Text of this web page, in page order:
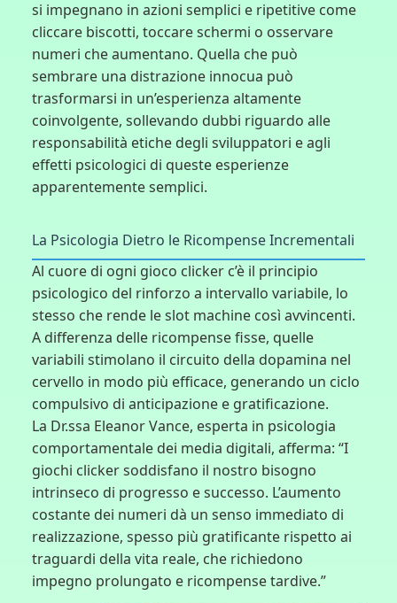
si impegnano in azioni semplici e ripetitive come
cliccare biscotti, toccare schermi o osservare
numeri che aumentano. Quella che può
sembrare una distrazione innocua può
trasformarsi in un’esperienza altamente
coinvolgente, sollevando dubbi riguardo alle
responsabilità etiche degli sviluppatori e agli
effetti psicologici di queste esperienze
apparentemente semplici.
La Psicologia Dietro le Ricompense Incrementali
Al cuore di ogni gioco clicker c’è il principio
psicologico del rinforzo a intervallo variabile, lo
stesso che rende le slot machine così avvincenti.
A differenza delle ricompense fisse, quelle
variabili stimolano il circuito della dopamina nel
cervello in modo più efficace, generando un ciclo
compulsivo di anticipazione e gratificazione.
La Dr.ssa Eleanor Vance, esperta in psicologia
comportamentale dei media digitali, afferma: “I
giochi clicker soddisfano il nostro bisogno
intrinseco di progresso e successo. L’aumento
costante dei numeri dà un senso immediato di
realizzazione, spesso più gratificante rispetto ai
traguardi della vita reale, che richiedono
impegno prolungato e ricompense tardive.”